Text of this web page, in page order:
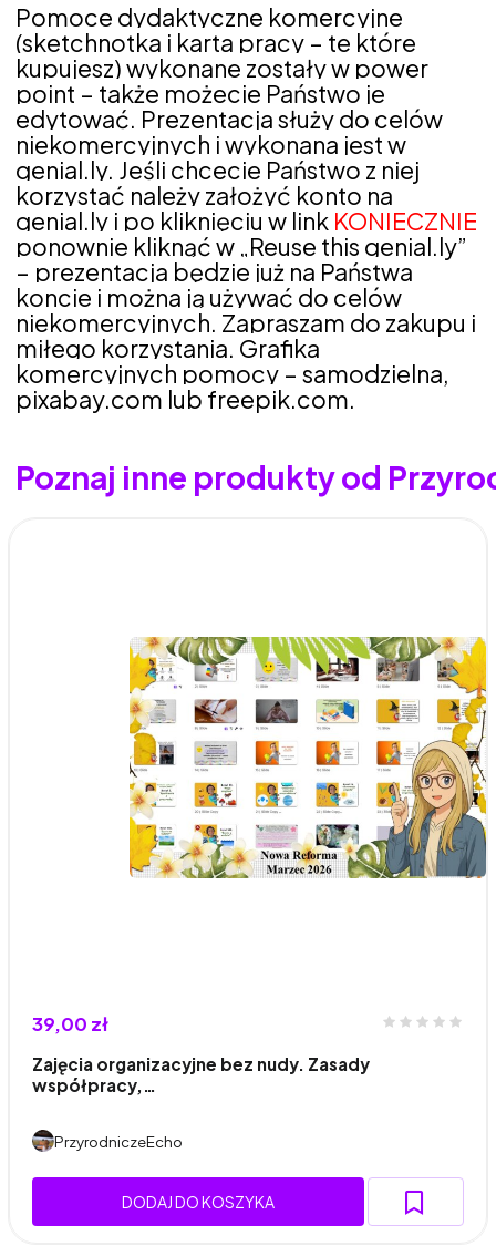
Pomoce dydaktyczne komercyjne
(sketchnotka i karta pracy – te które
kupujesz) wykonane zostały w power
point – także możecie Państwo je
edytować. Prezentacja służy do celów
niekomercyjnych i wykonana jest w
genial.ly. Jeśli chcecie Państwo z niej
korzystać należy założyć konto na
genial.ly i po kliknięciu w link KONIECZNIE
ponownie kliknąć w „Reuse this genial.ly”
– prezentacja będzie już na Państwa
koncie i można ją używać do celów
niekomercyjnych. Zapraszam do zakupu i
miłego korzystania. Grafika
komercyjnych pomocy – samodzielna,
pixabay.com lub freepik.com.
Poznaj inne produkty od
39,00 zł
Zajęcia organizacyjne bez nudy. Zasady
współpracy,…
PrzyrodniczeEcho
DODAJ DO KOSZYKA